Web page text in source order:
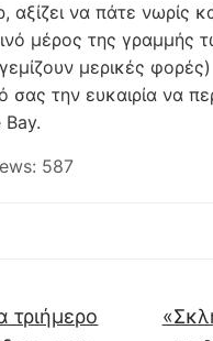
αξίζει να πάτε νωρίς
μέρος της γραμμής
μερικές
σας την ευκαιρία να
587
τριήμερο